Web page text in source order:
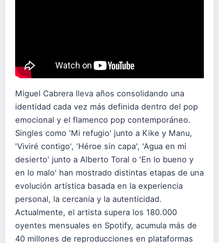
Miguel Cabrera lleva años consolidando una
identidad cada vez más definida dentro del pop
emocional y el flamenco pop contemporáneo.
Singles como 'Mi refugio' junto a Kike y Manu,
'Viviré contigo', 'Héroe sin capa', 'Agua en mi
desierto' junto a Alberto Toral o 'En lo bueno y
en lo malo' han mostrado distintas etapas de una
evolución artística basada en la experiencia
personal, la cercanía y la autenticidad.
Actualmente, el artista supera los 180.000
oyentes mensuales en Spotify, acumula más de
40 millones de reproducciones en plataformas